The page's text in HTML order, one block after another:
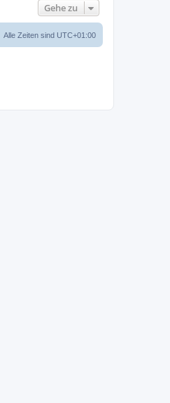
Gehe zu
Alle Zeiten sind UTC+01:00